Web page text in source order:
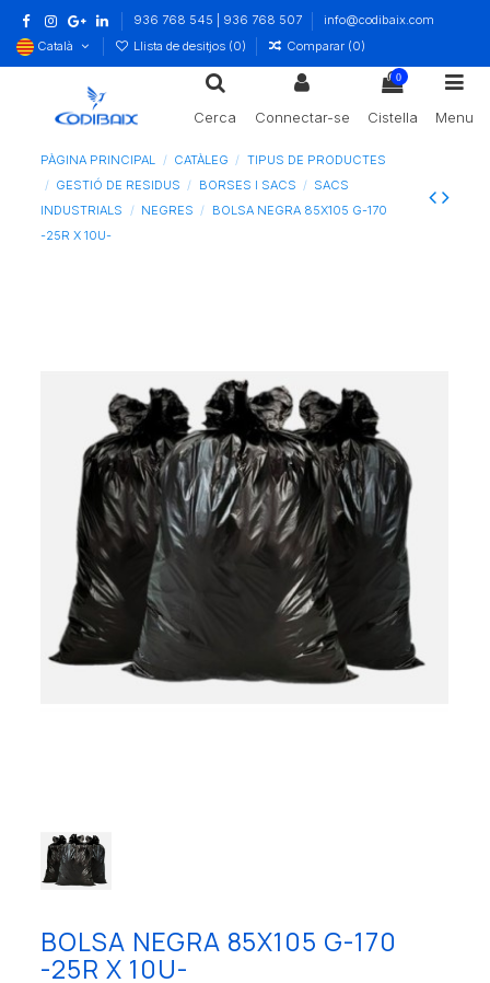
936 768 545 | 936 768 507
info@codibaix.com
Català
Llista de desitjos (0) Comparar (0)
Cerca Connectar-se
0
Cistella Menu
PÀGINA PRINCIPAL CATÀLEG
TIPUS DE PRODUCTES
GESTIÓ DE RESIDUS
BORSES I SACS
SACS
INDUSTRIALS
NEGRES
BOLSA NEGRA 85X105 G-170
-25R X 10U-
BOLSA NEGRA 85X105 G-170
-25R X 10U-